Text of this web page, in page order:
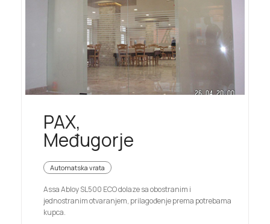
PAX,
Međugorje
Automatska vrata
Assa Abloy SL500 ECO dolaze sa obostranim i
jednostranim otvaranjem, prilagođenje prema potrebama
kupca.